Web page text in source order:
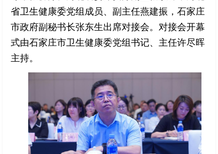
省卫生健康委党组成员、副主任燕建振，石家庄
市政府副秘书长张东生出席对接会。 对接会开幕
式由石家庄市卫生健康委党组书记、主任许尽晖
主持。